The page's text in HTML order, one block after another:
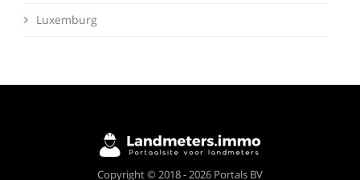
Deze website maakt gebruik van cookies om
ervoor te zorgen dat je de beste ervaring op
Luxemburg
Copyright © 2018 - 2026 Portals BV